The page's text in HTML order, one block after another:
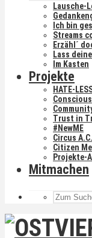
Lausche-
Ich bin
Streams
Erzähl´
Lass
Im Kasten
Projekte
HATE-
Trust in
#NewME
Circus
Citizen
Projekte-
Mitmachen